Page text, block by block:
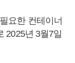
요한 컨테이너
2025년 3월7일